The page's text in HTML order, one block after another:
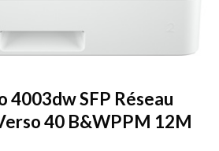
4003dw SFP Réseau
40 B&WPPM 12M